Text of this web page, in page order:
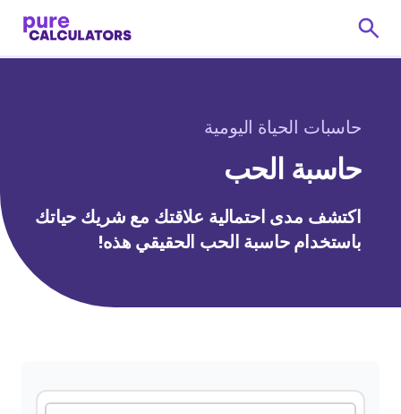
حاسبات الحياة اليومية
حاسبة الحب
اكتشف مدى احتمالية علاقتك مع شريك حياتك
باستخدام حاسبة الحب الحقيقي هذه!